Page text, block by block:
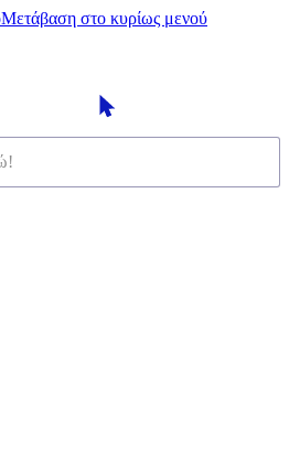
Μετάβαση στο κυρίως μενού